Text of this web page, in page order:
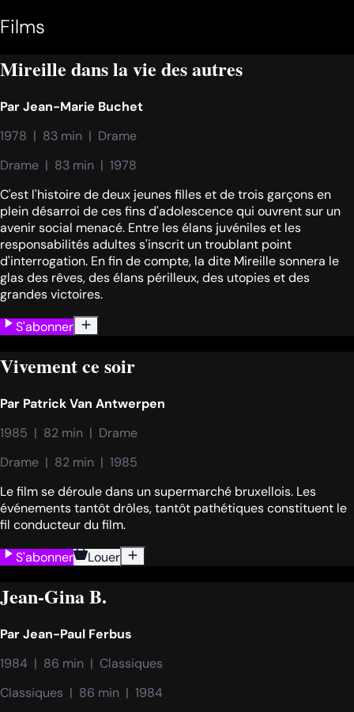
Films
Mireille dans la vie des autres
ParJean-Marie Buchet
1978  |  83 min  |  Drame
Drame  |  83 min  |  1978
C'est l'histoire de deux jeunes filles et de trois garçons en
plein désarroi de ces fins d'adolescence qui ouvrent sur un
avenir social menacé. Entre les élans juvéniles et les
responsabilités adultes s'inscrit un troublant point
d'interrogation. En fin de compte, la dite Mireille sonnera le
glas des rêves, des élans périlleux, des utopies et des
grandes victoires.
S'abonner
Vivement ce soir
Par Patrick Van Antwerpen
1985  |  82 min  |  Drame
Drame  |  82 min  |  1985
Le film se déroule dans un supermarché bruxellois. Les
événements tantôt drôles, tantôt pathétiques constituent le
fil conducteur du film.
S'abonner
Louer
Jean-Gina B.
ParJean-Paul Ferbus
1984  |  86 min  |  Classiques
Classiques  |  86 min  |  1984